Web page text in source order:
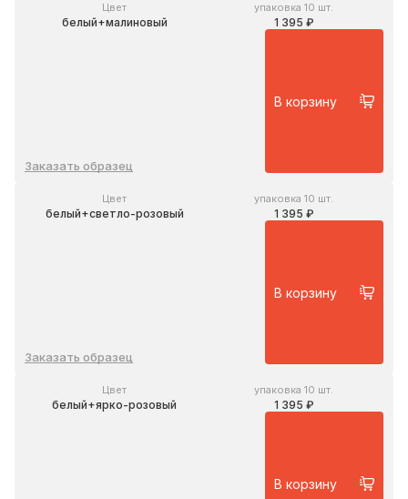
Цвет
белый+малиновый
упаковка 10 шт.
1 395 ₽
Заказать образец
В корзину
Цвет
белый+светло-розовый
упаковка 10 шт.
1 395 ₽
Заказать образец
В корзину
Цвет
белый+ярко-розовый
упаковка 10 шт.
1 395 ₽
В корзину